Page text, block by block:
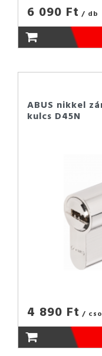
6 090 Ft / db
ABUS nikkel
kulcs D45N
4 890 Ft /